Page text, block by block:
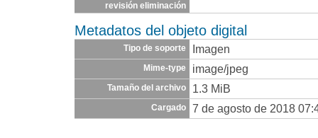
revisión eliminación
Metadatos del objeto digital
Tipo de soporte Imagen
Mime-type image/jpeg
Tamaño del archivo 1.3 MiB
Cargado 7 de agosto de 2018